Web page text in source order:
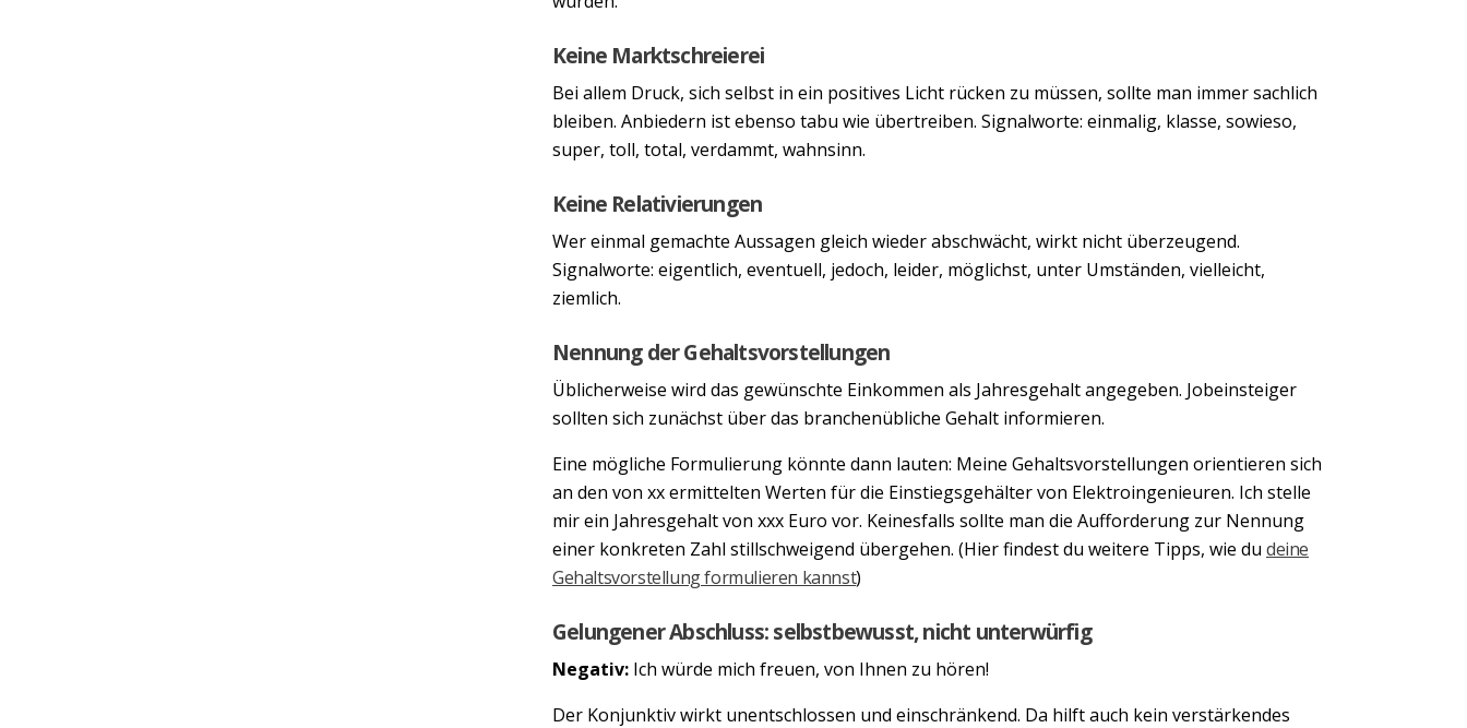
Keine Marktschreierei
Bei allem Druck, sich selbst in ein positives Licht rücken zu müssen, sollte man immer sachlich
bleiben. Anbiedern ist ebenso tabu wie übertreiben. Signalworte: einmalig, klasse, sowieso,
super, toll, total, verdammt, wahnsinn.
Keine Relativierungen
Wer einmal gemachte Aussagen gleich wieder abschwächt, wirkt nicht überzeugend.
Signalworte: eigentlich, eventuell, jedoch, leider, möglichst, unter Umständen, vielleicht,
ziemlich.
Nennung der Gehaltsvorstellungen
Üblicherweise wird das gewünschte Einkommen als Jahresgehalt angegeben. Jobeinsteiger
sollten sich zunächst über das branchenübliche Gehalt informieren.
Eine mögliche Formulierung könnte dann lauten: Meine Gehaltsvorstellungen orientieren sich
an den von xx ermittelten Werten für die Einstiegsgehälter von Elektroingenieuren. Ich stelle
mir ein Jahresgehalt von xxx Euro vor. Keinesfalls sollte man die Aufforderung zur Nennung
einer konkreten Zahl stillschweigend übergehen. (Hier findest du weitere Tipps, wie du deine
Gehaltsvorstellung formulieren kannst)
Gelungener Abschluss: selbstbewusst, nicht unterwürfig
Negativ: Ich würde mich freuen, von Ihnen zu hören!
Der Konjunktiv wirkt unentschlossen und einschränkend. Da hilft auch kein verstärkendes